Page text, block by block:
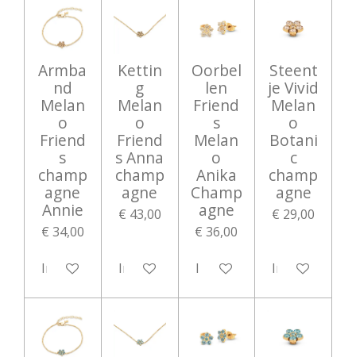
Armba
nd
Melan
o
Friend
s
champ
agne
Annie
€ 34,00
In winkelwagen
Kettin
g
Melan
o
Friend
s Anna
champ
agne
€ 43,00
In winkelwagen
Oorbel
len
Friend
s
Melan
o
Anika
Champ
agne
€ 36,00
In winkelwagen
Steent
je Vivid
Melan
o
Botani
c
champ
agne
€ 29,00
In